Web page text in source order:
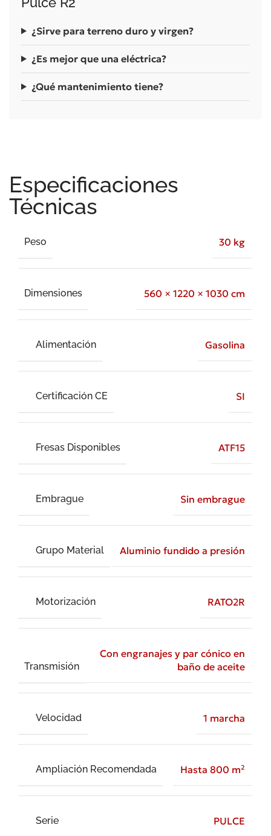
¿Sirve para terreno duro y virgen?
¿Es mejor que una eléctrica?
¿Qué mantenimiento tiene?
Especificaciones
Técnicas
Peso 30 kg
Dimensiones 560 × 1220 × 1030 cm
Alimentación Gasolina
Certificación CE SI
Fresas Disponibles ATF15
Embrague Sin embrague
Grupo Material Aluminio fundido a presión
Motorización RATO2R
Transmisión
Con engranajes y par cónico en
baño de aceite
Velocidad 1 marcha
Ampliación Recomendada Hasta 800 m²
Serie PULCE